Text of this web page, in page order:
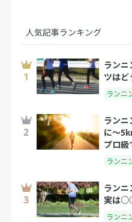
人気記事ランキング
ランニ
ツはど
ランニ
ランニ
に～
プロ級
ランニ
ランニ
実は
ランニ